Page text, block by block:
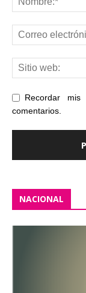
Recordar
comentarios.
NACIONAL